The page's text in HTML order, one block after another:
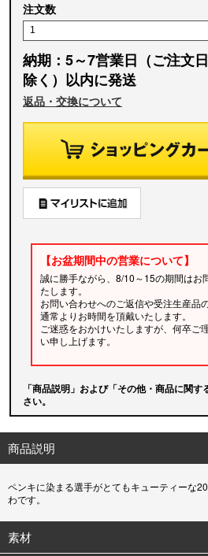
注文数
納期：5～7営業日（ご注文
除く）以内に発送
返品・交換について
【お盆期間中の営業について】
誠に勝手ながら、8/10～15の期間はお
たします。
お問い合わせへのご返信や受注生産品
通常よりお時間を頂戴いたします。
ご迷惑をおかけいたしますが、何卒ご
い申し上げます。
「商品説明」および「その他・商品に関
さい。
商品説明
ペンキに染まる選手がとてもキューティーな
わです。
素材